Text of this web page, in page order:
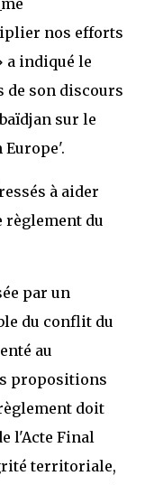
nos efforts
a indiqué le
de son discours
sur le
Europe'.
à aider
règlement du
par un
du conflit du
au
propositions
doit
l'Acte Final
territoriale,